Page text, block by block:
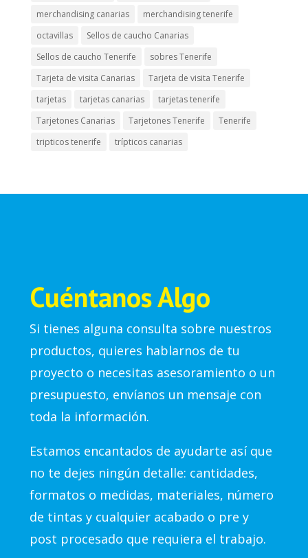
merchandising canarias
merchandising tenerife
octavillas
Sellos de caucho Canarias
Sellos de caucho Tenerife
sobres Tenerife
Tarjeta de visita Canarias
Tarjeta de visita Tenerife
tarjetas
tarjetas canarias
tarjetas tenerife
Tarjetones Canarias
Tarjetones Tenerife
Tenerife
tripticos tenerife
trípticos canarias
Cuéntanos Algo
Si tienes alguna consulta sobre nuestros
productos, quieres hablarnos de tu
proyecto o necesitas asesoramiento o un
presupuesto, envíanos un mensaje con
toda la información.
Estamos encantados de ayudarte así que
no te dejes ningún detalle: cantidades,
formatos o medidas, materiales, número
de tintas y cualquier acabado o pre y
post procesado que requiera el trabajo.